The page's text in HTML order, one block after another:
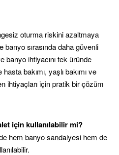
oturma riskini azaltmaya
banyo sırasında daha güvenli
banyo ihtiyacını tek üründe
bakımı, yaşlı bakımı ve
ihtiyaçları için pratik bir çözüm
için kullanılabilir mi?
hem banyo sandalyesi hem de